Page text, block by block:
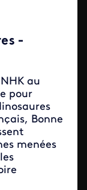
-
au
pour
Bonne
menées